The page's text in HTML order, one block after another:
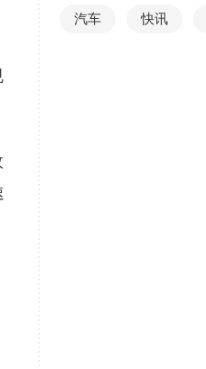
汽车 快讯